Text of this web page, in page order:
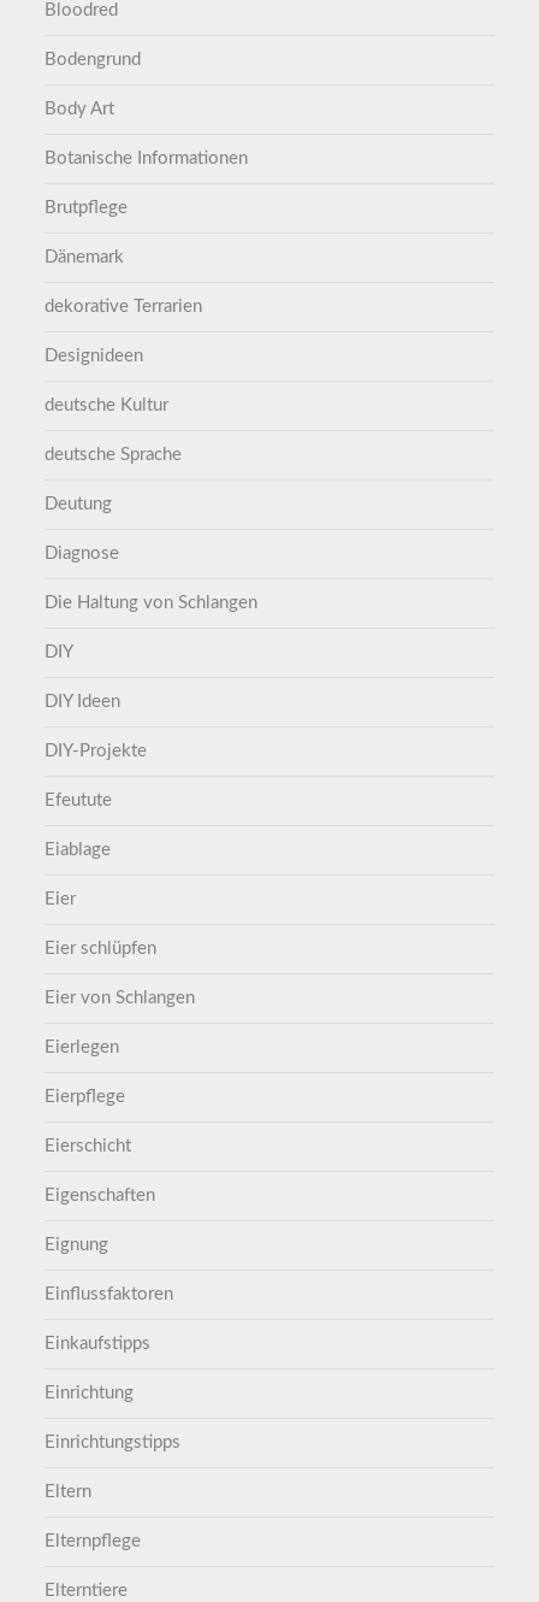
Bloodred
Bodengrund
Body Art
Botanische Informationen
Brutpflege
Dänemark
dekorative Terrarien
Designideen
deutsche Kultur
deutsche Sprache
Deutung
Diagnose
Die Haltung von Schlangen
DIY
DIY Ideen
DIY-Projekte
Efeutute
Eiablage
Eier
Eier schlüpfen
Eier von Schlangen
Eierlegen
Eierpflege
Eierschicht
Eigenschaften
Eignung
Einflussfaktoren
Einkaufstipps
Einrichtung
Einrichtungstipps
Eltern
Elternpflege
Elterntiere